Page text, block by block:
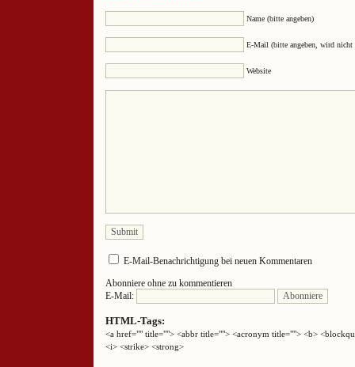
Name (bitte angeben)
E-Mail (bitte angeben, wird nicht
Website
E-Mail-Benachrichtigung bei neuen Kommentaren
Abonniere ohne zu kommentieren
E-Mail:
HTML-Tags:
<a href="" title=""> <abbr title=""> <acronym title=""> <b>
<i> <strike> <strong>